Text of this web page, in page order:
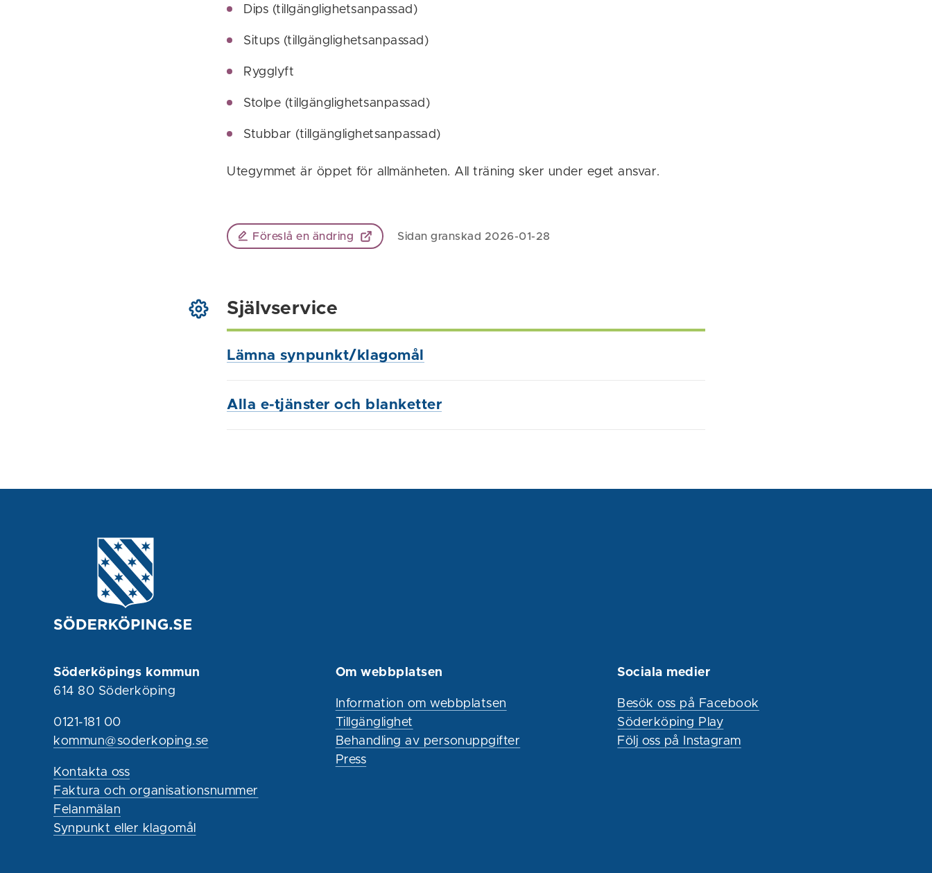
Dips (tillgänglighetsanpassad)
Situps (tillgänglighetsanpassad)
Rygglyft
Stolpe (tillgänglighetsanpassad)
Stubbar (tillgänglighetsanpassad)
Utegymmet är öppet för allmänheten. All träning sker under eget ansvar.
Föreslå en ändring Sidan granskad 2026-01-28
Självservice
Lämna synpunkt/klagomål
Alla e-tjänster och blanketter
Söderköpings kommun
614 80 Söderköping
0121-181 00
kommun@soderkoping.se
Kontakta oss
Faktura och organisationsnummer
Felanmälan
Synpunkt eller klagomål
Om webbplatsen
Information om webbplatsen
Tillgänglighet
Behandling av personuppgifter
Press
Sociala medier
Besök oss på Facebook
Söderköping Play
Följ oss på Instagram